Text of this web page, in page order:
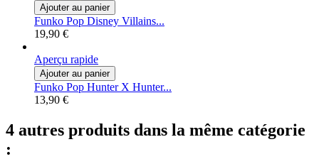
Ajouter au panier
Funko Pop Disney Villains...
19,90 €
Aperçu rapide
Ajouter au panier
Funko Pop Hunter X Hunter...
13,90 €
4 autres produits dans la même catégorie
: